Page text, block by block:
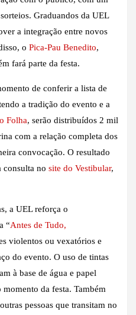
Graduandos da UEL
a integração entre novos
o Pica-Pau Benedito,
fará parte da festa.
de conferir a lista de
a tradição do evento e a
Folha, serão distribuídos 2 mil
com a relação completa dos
convocação. O resultado
consulta no site do Vestibular,
a UEL reforça o
“Antes de Tudo,
violentos ou vexatórios e
do evento. O uso de tintas
à base de água e papel
da festa. Também
pessoas que transitam no